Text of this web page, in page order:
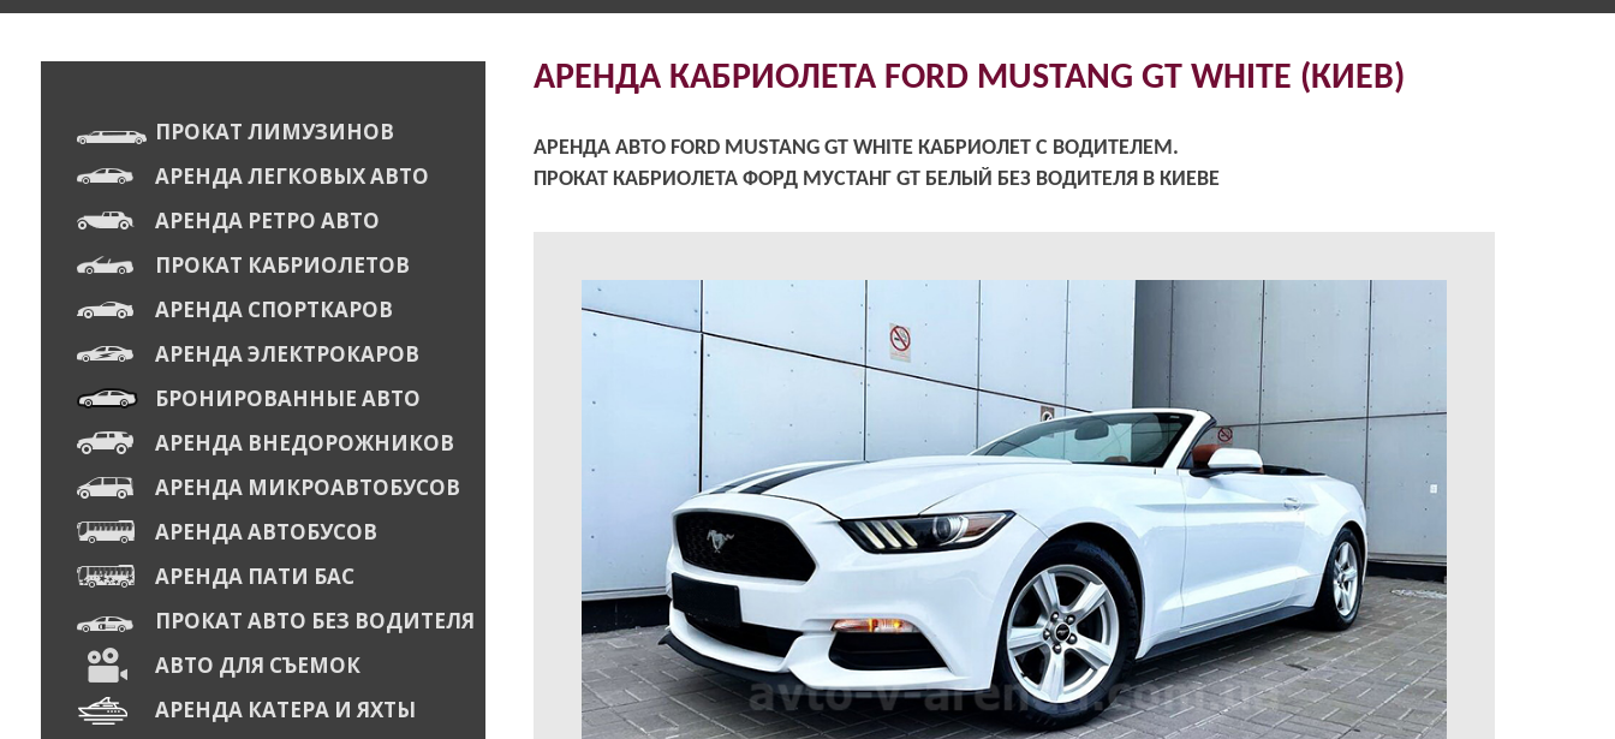
АРЕНДА КАБРИОЛЕТА FORD MUSTANG GT WHITE (КИЕВ)
АРЕНДА АВТО FORD MUSTANG GT WHITE КАБРИОЛЕТ С ВОДИТЕЛЕМ.
ПРОКАТ КАБРИОЛЕТА ФОРД МУСТАНГ GT БЕЛЫЙ БЕЗ ВОДИТЕЛЯ В КИЕВЕ
ПРОКАТ ЛИМУЗИНОВ
АРЕНДА ЛЕГКОВЫХ АВТО
АРЕНДА РЕТРО АВТО
ПРОКАТ КАБРИОЛЕТОВ
АРЕНДА СПОРТКАРОВ
АРЕНДА ЭЛЕКТРОКАРОВ
БРОНИРОВАННЫЕ АВТО
АРЕНДА ВНЕДОРОЖНИКОВ
АРЕНДА МИКРОАВТОБУСОВ
АРЕНДА АВТОБУСОВ
АРЕНДА ПАТИ БАС
ПРОКАТ АВТО БЕЗ ВОДИТЕЛЯ
АВТО ДЛЯ СЪЕМОК
АРЕНДА КАТЕРА И ЯХТЫ